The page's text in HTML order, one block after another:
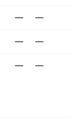
— —
— —
— —